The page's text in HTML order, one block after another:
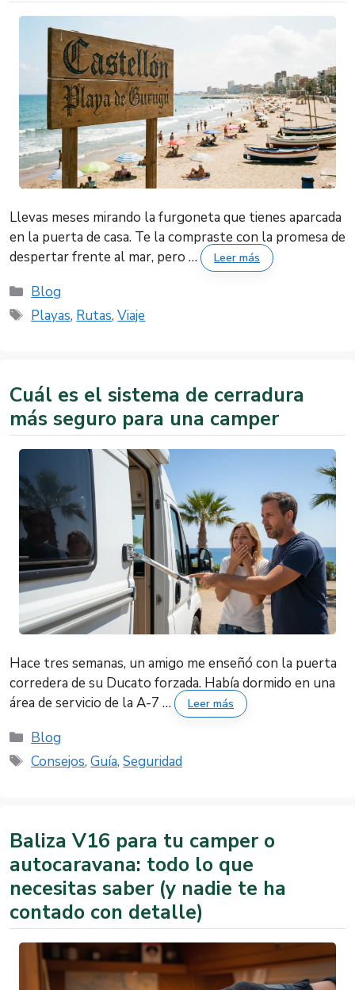
Llevas meses mirando la furgoneta que tienes aparcada
en la puerta de casa. Te la compraste con la promesa de
despertar frente al mar, pero …
Leer más
Categorías
Blog
Etiquetas
Playas, Rutas,Viaje
Cuál es el sistema de cerradura
más seguro para una camper
Hace tres semanas, un amigo me enseñó con la puerta
corredera de su Ducato forzada. Había dormido en una
área de servicio de la A-7 …
Leer más
Categorías
Blog
Etiquetas
Consejos,Guía,Seguridad
Baliza V16 para tu camper o
autocaravana: todo lo que
necesitas saber (y nadie te ha
contado con detalle)